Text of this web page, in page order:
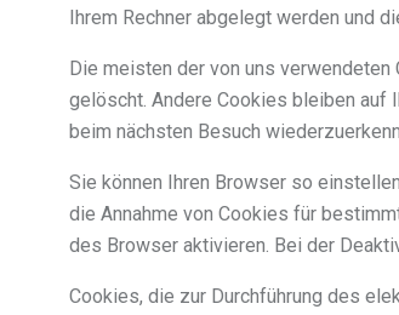
Ihrem Rechner abgelegt werden und
Die meisten der von uns
gelöscht. Andere Cookies bleiben auf
beim nächsten Besuch
Sie können Ihren Browser so
die Annahme von Cookies für
des Browser aktivieren. Bei der
Cookies, die zur Durchführung des